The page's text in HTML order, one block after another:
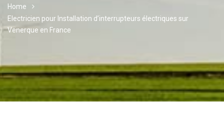
Home
Electricien pour Installation d’interrupteurs électriques sur
Venerque en France